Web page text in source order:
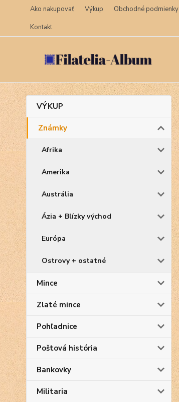
Ako nakupovať Výkup Obchodné podmienky
Kontakt
VÝKUP
Známky
Afrika
Amerika
Austrália
Ázia + Blízky východ
Európa
Ostrovy + ostatné
Mince
Zlaté mince
Pohľadnice
Poštová história
Bankovky
Militaria